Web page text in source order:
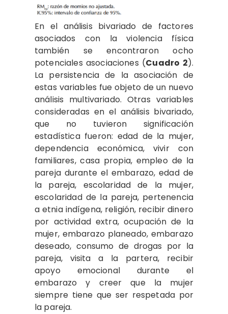
En el análisis bivariado de factores
asociados con la violencia física
también se encontraron ocho
potenciales asociaciones (Cuadro 2).
La persistencia de la asociación de
estas variables fue objeto de un nuevo
análisis multivariado. Otras variables
consideradas en el análisis bivariado,
que no tuvieron significación
estadística fueron: edad de la mujer,
dependencia económica, vivir con
familiares, casa propia, empleo de la
pareja durante el embarazo, edad de
la pareja, escolaridad de la mujer,
escolaridad de la pareja, pertenencia
a etnia indígena, religión, recibir dinero
por actividad extra, ocupación de la
mujer, embarazo planeado, embarazo
deseado, consumo de drogas por la
pareja, visita a la partera, recibir
apoyo emocional durante el
embarazo y creer que la mujer
siempre tiene que ser respetada por
la pareja.